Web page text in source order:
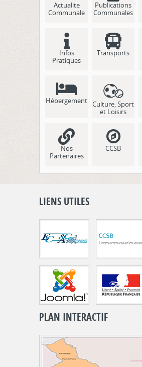
Actualite
Communale
Publications
Communales
Infos
Pratiques
Transports
Hébergement Culture, Sport
et Loisirs
Nos
Partenaires
CCSB
LIENS UTILES
PLAN INTERACTIF